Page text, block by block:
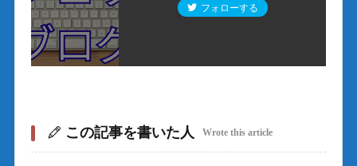
フォローする
この記事を書いた人 Wrote this article